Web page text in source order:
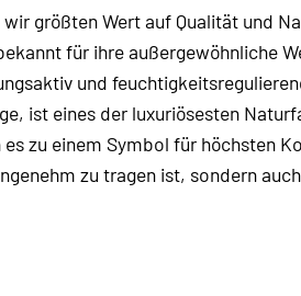
größten Wert auf Qualität und
für ihre außergewöhnliche
und
ist eines der luxuriösesten
zu einem Symbol für höchsten
zu tragen ist, sondern